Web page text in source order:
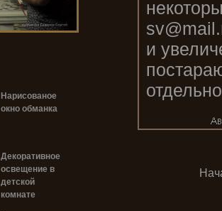
и
Нарисованое
окно обманка
Декоративное
освещение в
детской
комнате